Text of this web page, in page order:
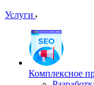
Услуги
Комплексное